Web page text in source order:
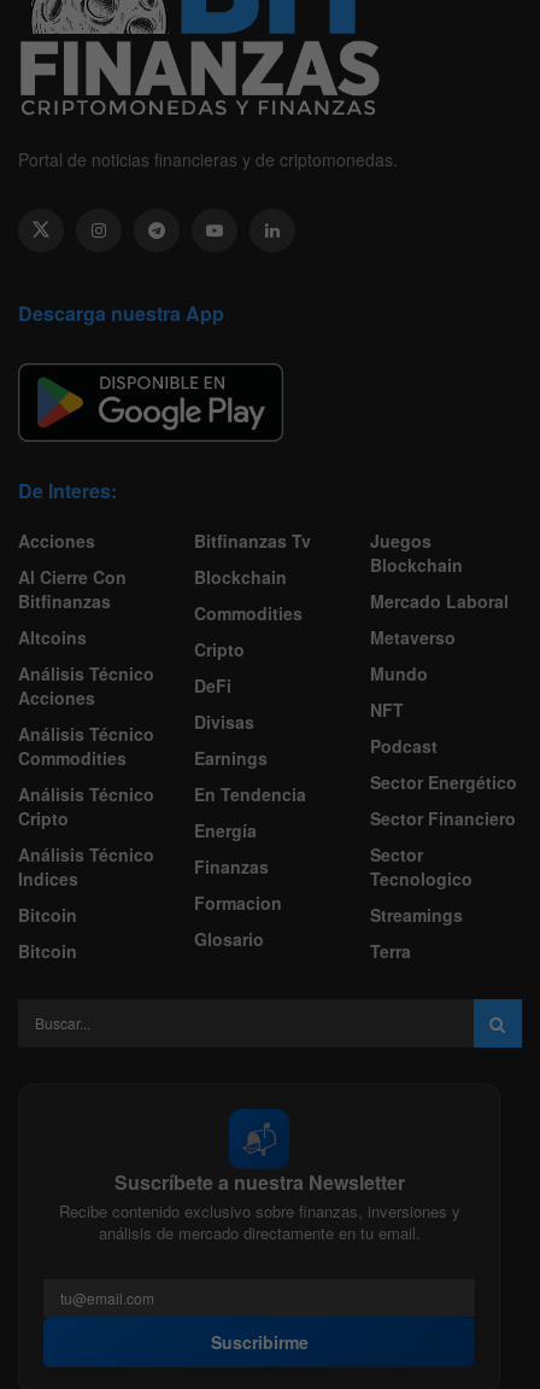
Portal de noticias financieras y de criptomonedas.
Descarga nuestra App
De Interes:
Acciones
Al Cierre Con
Bitfinanzas
Altcoins
Análisis Técnico
Acciones
Análisis Técnico
Commodities
Análisis Técnico
Cripto
Análisis Técnico
Indices
Bitcoin
Bitcoin
Bitfinanzas Tv
Blockchain
Commodities
Cripto
DeFi
Divisas
Earnings
En Tendencia
Energía
Finanzas
Formacion
Glosario
Juegos
Blockchain
Mercado Laboral
Metaverso
Mundo
NFT
Podcast
Sector Energético
Sector Financiero
Sector
Tecnologico
Streamings
Terra
📬
Suscríbete a nuestra Newsletter
Recibe contenido exclusivo sobre finanzas, inversiones y
análisis de mercado directamente en tu email.
Suscribirme